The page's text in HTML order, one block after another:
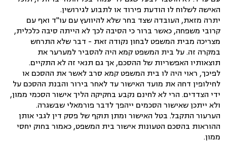
האישה לשלוח לו הודעת פירוד או לתבוע לגירושין.
יתרה מזאת, העובדה שצד בחר שלא להיוועץ עם עו"ד ואף עם
קרובי משפחה, כאשר ברור כי הסיבה לכך לא הייתה סיבה כלכלית,
מצריכה מבית המשפט לבחון נקודה זאת - דבר שלא התרחש
במקרה זה. על בית המשפט קמא היה להסביר למערער את
תוצאותיו האפשריות של ההסכם, אך גם תנאי זה לא התקיים.
לפיכך, ראוי היה לו בית המשפט קמא סרב לאשר את ההסכם או
לחילופין דחה את מועד האישור עד לאחר בירור והבנת ההסכם על
ידי הצדדים. הרי לא לחינם נקבע בחקיקה הליך אישור הסכמי ממון,
ולא ייתכן שאישור הסכמים ייהפך לדבר פורמאלי שבשגרה.
הערעור התקבל. בטל האישור ומתן תוקף של פסק דין לגבי אותן
ההוראות בהסכם הטעונות אישור בית המשפט, כאמור בחוק יחסי
ממון.